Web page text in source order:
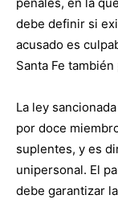
penales, en la
debe definir si
acusado es
Santa Fe
La ley
por doce
suplentes, y es
unipersonal. El
debe garantizar